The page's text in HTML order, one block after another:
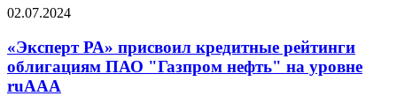
02.07.2024
«Эксперт РА» присвоил кредитные рейтинги
облигациям ПАО "Газпром нефть" на уровне
ruAAA